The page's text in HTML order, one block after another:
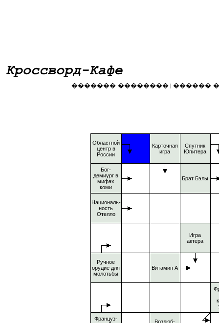
������� ��������| ������
Областной
центр в
России
Карточная
игра
Спутник
Юпитера
Бог-
демиург в
мифах
коми
Брат Бэлы
Националь-
ность
Отелло
Игра
актера
Ручное
орудие для
молотьбы
Витамин А
Француз-
Возлюб-